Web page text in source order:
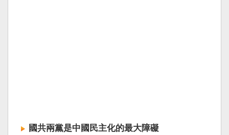
國共兩黨是中國民主化的最大障礙